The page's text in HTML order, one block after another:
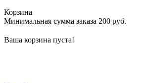
Корзина
Минимальная сумма заказа 200 руб.
Ваша корзина пуста!